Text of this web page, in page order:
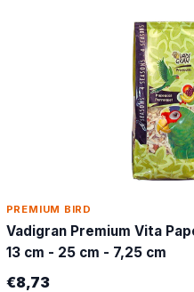
PREMIUM BIRD
Vadigran Premium Vita
13 cm - 25 cm - 7,25 cm
€8,73